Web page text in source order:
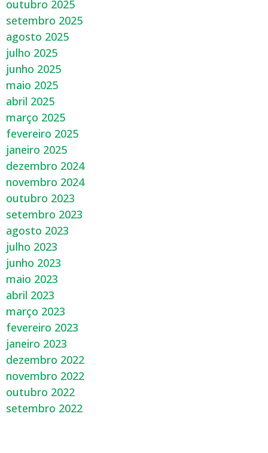
outubro 2025
setembro 2025
agosto 2025
julho 2025
junho 2025
maio 2025
abril 2025
março 2025
fevereiro 2025
janeiro 2025
dezembro 2024
novembro 2024
outubro 2023
setembro 2023
agosto 2023
julho 2023
junho 2023
maio 2023
abril 2023
março 2023
fevereiro 2023
janeiro 2023
dezembro 2022
novembro 2022
outubro 2022
setembro 2022